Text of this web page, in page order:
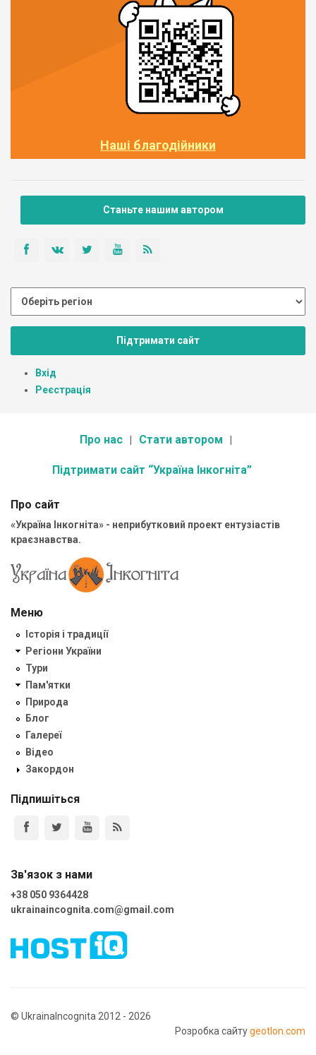
Наші благодійники
Станьте нашим автором
Підтримати сайт
Вхід
Реєстрація
Про нас Стати автором
Підтримати сайт “Україна Інкогніта”
Про сайт
«Україна Інкогніта» - неприбутковий проект ентузіастів
краєзнавства.
Меню
Історія і традиції
Регіони України
Тури
Пам'ятки
Природа
Блог
Галереї
Відео
Закордон
Підпишіться
Зв'язок з нами
+38 050 9364428
ukrainaincognita.com@gmail.com
© UkrainaIncognita 2012 - 2026
Розробка сайтуgeotlon.com